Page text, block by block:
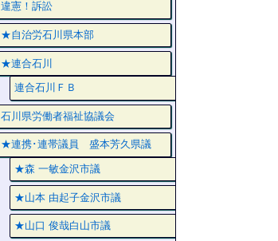
違憲！訴訟
★自治労石川県本部
★連合石川
連合石川ＦＢ
石川県労働者福祉協議会
★連携･連帯議員 盛本芳久県議
★森 一敏金沢市議
★山本 由起子金沢市議
★山口 俊哉白山市議